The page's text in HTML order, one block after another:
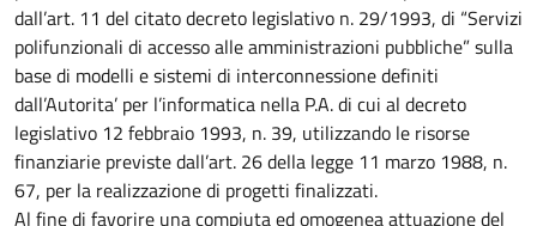
dall’art. 11 del citato decreto legislativo n. 29/1993, di “Servizi
polifunzionali di accesso alle amministrazioni pubbliche” sulla
base di modelli e sistemi di interconnessione definiti
dall’Autorita’ per l’informatica nella P.A. di cui al decreto
legislativo 12 febbraio 1993, n. 39, utilizzando le risorse
finanziarie previste dall’art. 26 della legge 11 marzo 1988, n.
67, per la realizzazione di progetti finalizzati.
Al fine di favorire una compiuta ed omogenea attuazione del